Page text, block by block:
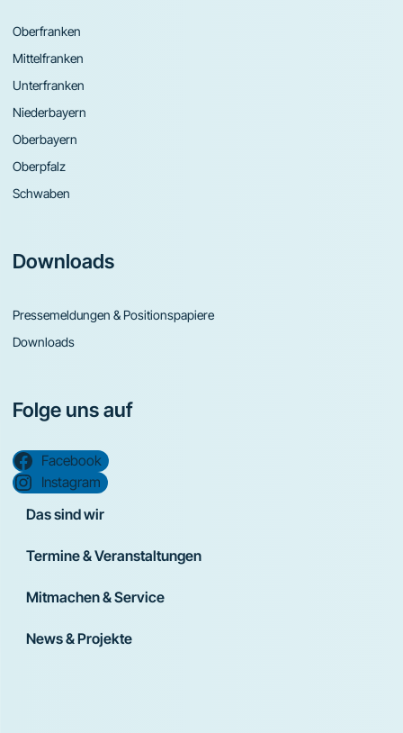
Oberfranken
Mittelfranken
Unterfranken
Niederbayern
Oberbayern
Oberpfalz
Schwaben
Downloads
Pressemeldungen & Positionspapiere
Downloads
Folge uns auf
Facebook
Instagram
Das sind wir
Termine & Veranstaltungen
Mitmachen & Service
News & Projekte